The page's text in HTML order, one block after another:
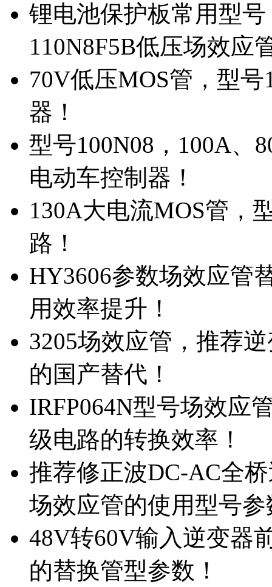
锂电池保护板常用型
110N8F5B低压场效应
70V低压MOS管，型
器！
型号100N08，100A、
电动车控制器！
130A大电流MOS管，
路！
HY3606参数场效应管
用效率提升！
3205场效应管，推荐
的国产替代！
IRFP064N型号场效应
级电路的转换效率！
推荐修正波DC-AC全
场效应管的使用型号参
48V转60V输入逆变器
的替换管型参数！